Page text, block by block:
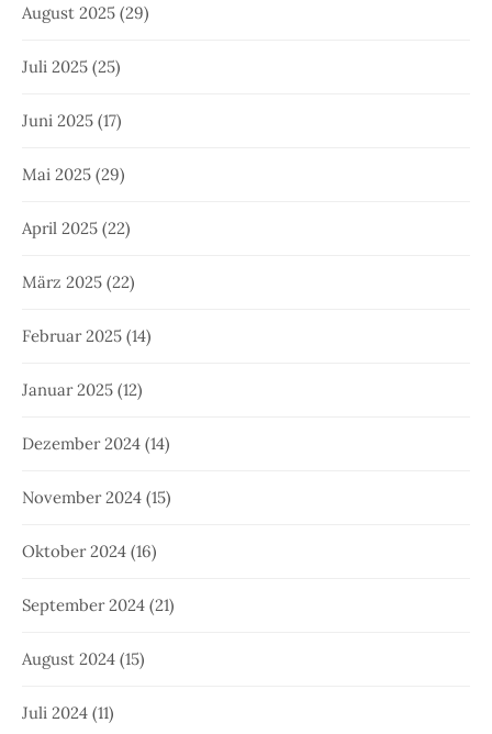
August 2025 (29)
Juli 2025 (25)
Juni 2025 (17)
Mai 2025 (29)
April 2025 (22)
März 2025 (22)
Februar 2025 (14)
Januar 2025 (12)
Dezember 2024 (14)
November 2024 (15)
Oktober 2024 (16)
September 2024 (21)
August 2024 (15)
Juli 2024 (11)